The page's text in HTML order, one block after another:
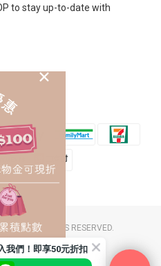
to stay up-to-date with
LTD. ALL RIGHTS RESERVED.
一編號：26058174
我們！即享50元折扣